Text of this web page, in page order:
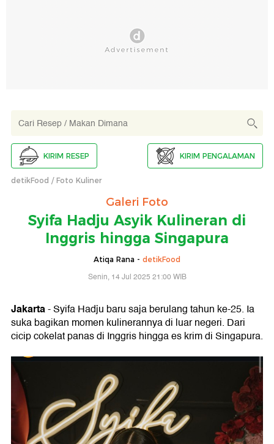
KIRIM RESEP KIRIM PENGALAMAN
detikFood Foto Kuliner
Galeri Foto
Syifa Hadju Asyik Kulineran di
Inggris hingga Singapura
Atiqa Rana - detikFood
Senin, 14 Jul 2025 21:00 WIB
Jakarta- Syifa Hadju baru saja berulang tahun ke-25. Ia
suka bagikan momen kulinerannya di luar negeri. Dari
cicip cokelat panas di Inggris hingga es krim di Singapura.